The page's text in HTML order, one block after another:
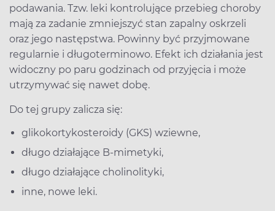
podawania. Tzw. leki kontrolujące przebieg choroby
mają za zadanie zmniejszyć stan zapalny oskrzeli
oraz jego następstwa. Powinny być przyjmowane
regularnie i długoterminowo. Efekt ich działania jest
widoczny po paru godzinach od przyjęcia i może
utrzymywać się nawet dobę.
Do tej grupy zalicza się:
glikokortykosteroidy (GKS) wziewne,
długo działające B-mimetyki,
długo działające cholinolityki,
inne, nowe leki.